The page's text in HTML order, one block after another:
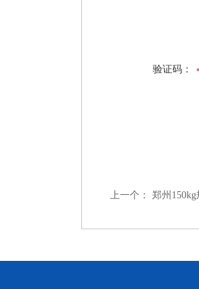
验证码：
上一个： 郑州